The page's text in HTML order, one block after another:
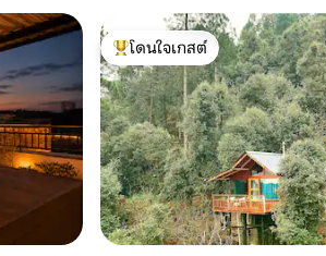
โดนใจเกสต์ที่สุด
โดนใจเกสต์